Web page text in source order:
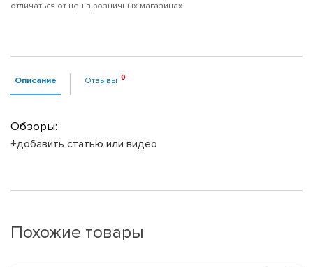
отличаться от цен в розничных магазинах
Описание Отзывы
Обзоры:
+добавить статью или видео
Похожие товары